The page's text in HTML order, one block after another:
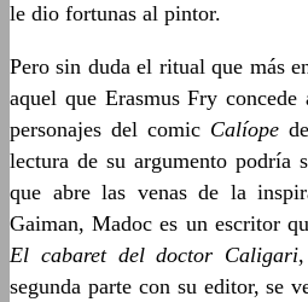
le dio fortunas al pintor.
Pero sin duda el ritual que más
aquel que Erasmus Fry
personajes del comic Calíopede
lectura de su argumento podría
que abre las venas de la
Gaiman, Madoc es un escritor
El cabaret del doctor Caligari
segunda parte con su editor, se